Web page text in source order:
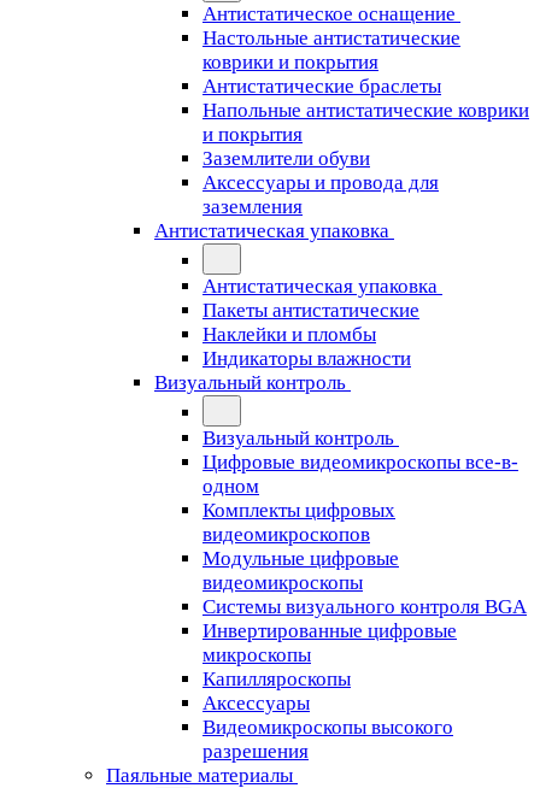
Антистатическое оснащение
Настольные антистатические
коврики и покрытия
Антистатические браслеты
Напольные антистатические коврики
и покрытия
Заземлители обуви
Аксессуары и провода для
заземления
Антистатическая упаковка
Антистатическая упаковка
Пакеты антистатические
Наклейки и пломбы
Индикаторы влажности
Визуальный контроль
Визуальный контроль
Цифровые видеомикроскопы все-в-
одном
Комплекты цифровых
видеомикроскопов
Модульные цифровые
видеомикроскопы
Cистемы визуального контроля BGA
Инвертированные цифровые
микроскопы
Капилляроскопы
Аксессуары
Видеомикроскопы высокого
разрешения
Паяльные материалы